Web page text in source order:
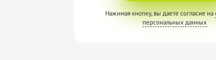
Нажимая кнопку, вы даете согласие на
персональных данных